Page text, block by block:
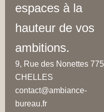
espaces à la
hauteur de vos
ambitions.
9, Rue des Nonettes
CHELLES
contact@ambiance-
bureau.fr